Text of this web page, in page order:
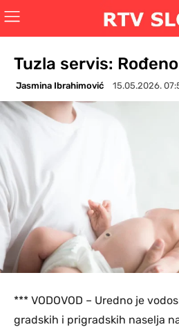
Tuzla servis:
Jasmina Ibrahimović 15.05.2026.
*** VODOVOD – Uredno je
gradskih i prigradskih naselja